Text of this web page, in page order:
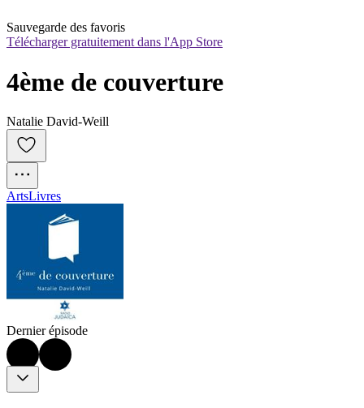
Sauvegarde des favoris
Télécharger gratuitement dans l'App Store
4ème de couverture
Natalie David-Weill
ArtsLivres
Dernier épisode